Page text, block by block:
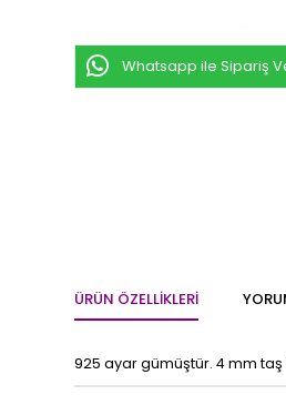
Whatsapp ile Sipariş
ÜRÜN ÖZELLIKLERI
925 ayar gümüştür. 4 mm taş